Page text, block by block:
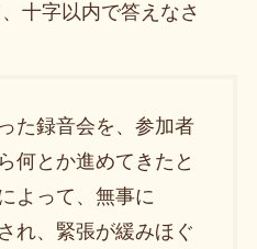
十字以内で答えなさ
た録音会を、参加者
何とか進めてきたと
よって、無事に
れ、緊張が緩みほぐ